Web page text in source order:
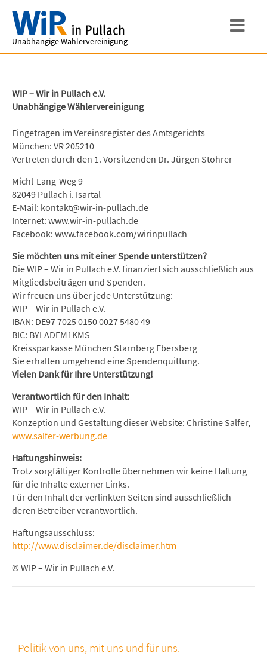
Unabhängige Wählervereinigung
WIP – Wir in Pullach e.V.
Unabhängige Wählervereinigung
Eingetragen im Vereinsregister des Amtsgerichts
München: VR 205210
Vertreten durch den 1. Vorsitzenden Dr. Jürgen Stohrer
Michl-Lang-Weg 9
82049 Pullach i. Isartal
E-Mail: kontakt@wir-in-pullach.de
Internet: www.wir-in-pullach.de
Facebook: www.facebook.com/wirinpullach
Sie möchten uns mit einer Spende unterstützen?
Die WIP – Wir in Pullach e.V. finanziert sich ausschließlich aus
Mitgliedsbeiträgen und Spenden.
Wir freuen uns über jede Unterstützung:
WIP – Wir in Pullach e.V.
IBAN: DE97 7025 0150 0027 5480 49
BIC: BYLADEM1KMS
Kreissparkasse München Starnberg Ebersberg
Sie erhalten umgehend eine Spendenquittung.
Vielen Dank für Ihre Unterstützung!
Verantwortlich für den Inhalt:
WIP – Wir in Pullach e.V.
Konzeption und Gestaltung dieser Website: Christine Salfer,
www.salfer-werbung.de
Haftungshinweis:
Trotz sorgfältiger Kontrolle übernehmen wir keine Haftung
für die Inhalte externer Links.
Für den Inhalt der verlinkten Seiten sind ausschließlich
deren Betreiber verantwortlich.
Haftungsausschluss:
http://www.disclaimer.de/disclaimer.htm
© WIP – Wir in Pullach e.V.
Politik von uns, mit uns und für uns.